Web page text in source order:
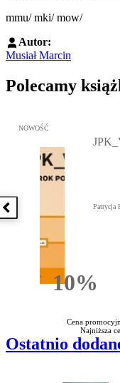
mmu/ mki/ mow/
Autor:
Musiał Marcin
Polecamy
Poprzednia książka
Przejdź do: JPK_VAT
NOWOŚĆ
10%
Patrycja
Cena
Najniższa
Ostatnio